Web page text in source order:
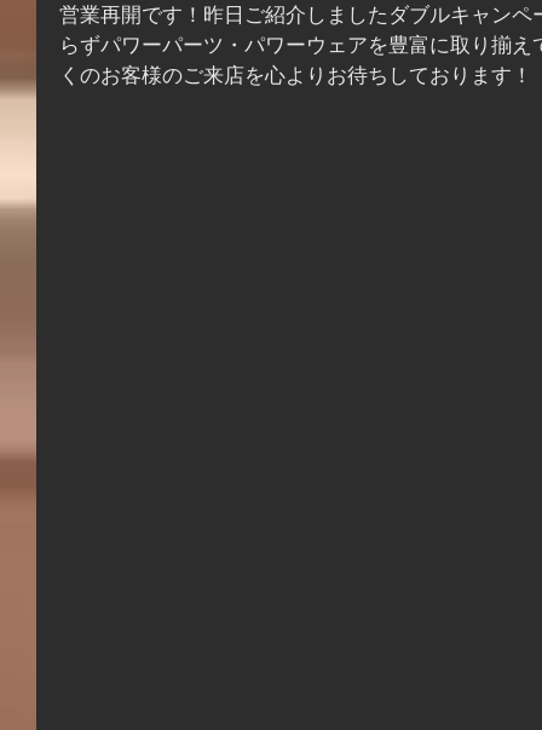
営業再開です！昨日ご紹介しましたダブルキャン
らずパワーパーツ・パワーウェアを豊富に取り揃
くのお客様のご来店を心よりお待ちしております！